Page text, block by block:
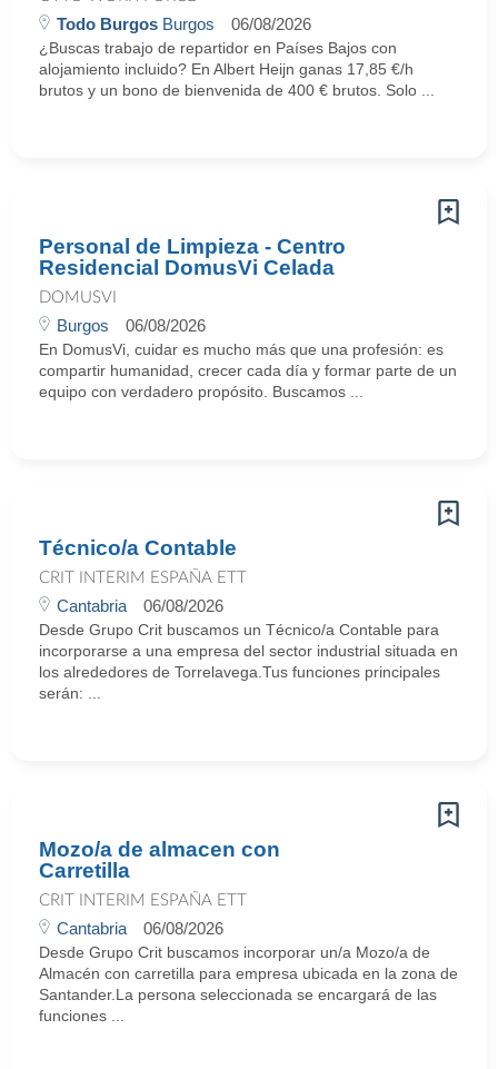
Todo Burgos Burgos 06/08/2026
¿Buscas trabajo de repartidor en Países Bajos con
alojamiento incluido? En Albert Heijn ganas 17,85 €/h
brutos y un bono de bienvenida de 400 € brutos. Solo ...
Personal de Limpieza - Centro
Residencial DomusVi Celada
DOMUSVI
Burgos 06/08/2026
En DomusVi, cuidar es mucho más que una profesión: es
compartir humanidad, crecer cada día y formar parte de un
equipo con verdadero propósito. Buscamos ...
Técnico/a Contable
CRIT INTERIM ESPAÑA ETT
Cantabria 06/08/2026
Desde Grupo Crit buscamos un Técnico/a Contable para
incorporarse a una empresa del sector industrial situada en
los alrededores de Torrelavega.Tus funciones principales
serán: ...
Mozo/a de almacen con
Carretilla
CRIT INTERIM ESPAÑA ETT
Cantabria 06/08/2026
Desde Grupo Crit buscamos incorporar un/a Mozo/a de
Almacén con carretilla para empresa ubicada en la zona de
Santander.La persona seleccionada se encargará de las
funciones ...